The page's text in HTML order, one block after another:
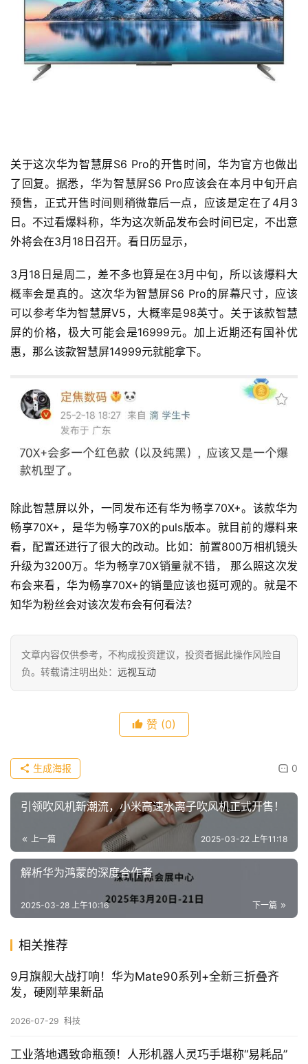
快
时
尚
科
技
关于这次华为智慧屏S6 Pro的开售时间，华为官方也做出
了回复。据悉，华为智慧屏S6 Pro应该会在本月中旬开启
预售，正式开售时间则稍微靠后一点，应该是定在了4月3
日。不过看爆料称，华为这次新品发布会时间已定，不出意
外将会在3月18日召开。看日历显示，
3月18日是周二，差不多也算是在3月中旬，所以该爆料大
概率会是真的。这次华为智慧屏S6 Pro的屏幕尺寸，应该
可以参考华为智慧屏V5，大概率是98英寸。关于该款智慧
屏的价格，极大可能会是16999元。加上近期还有国补优
惠，那么该款智慧屏14999元就能拿下。
除此智慧屏以外，一同发布还有华为畅享70X+。该款华为
畅享70X+，是华为畅享70X的puls版本。就目前的爆料来
看，配置还进行了很大的改动。比如：前置800万相机镜头
升级为3200万。华为畅享70X销量就不错， 那么照这次发
布会来看，华为畅享70X+的销量应该也挺可观的。就是不
知华为粉丝会对该次发布会有何看法？
文章内容仅供参考，不构成投资建议，投资者据此操作风险自
负。转载请注明出处： 远视互动
赞 (0)
0
生成海报
引领吹风机新潮流，小米高速水离子吹风机正式开售！
上一篇 2025-03-22 上午11:18
解析华为鸿蒙的深度合作者
下一篇
2025-03-28 上午10:16
相关推荐
9月旗舰大战打响！华为Mate90系列+全新三折叠齐
发，硬刚苹果新品
2026-07-29 科技
工业落地遇致命瓶颈！人形机器人灵巧手堪称“易耗品”